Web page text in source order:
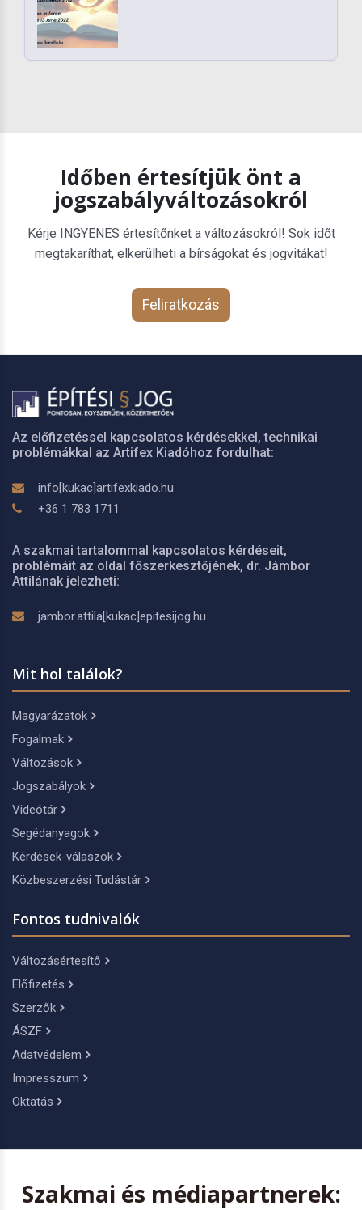
Időben értesítjük önt a
jogszabályváltozásokról
Kérje INGYENES értesítőnket a változásokról! Sok időt
megtakaríthat, elkerülheti a bírságokat és jogvitákat!
Feliratkozás
Az előfizetéssel kapcsolatos kérdésekkel, technikai
problémákkal az Artifex Kiadóhoz fordulhat:
info[kukac]artifexkiado.hu
+36 1 783 1711
A szakmai tartalommal kapcsolatos kérdéseit,
problémáit az oldal főszerkesztőjének, dr. Jámbor
Attilának jelezheti:
jambor.attila[kukac]epitesijog.hu
Mit hol találok?
Magyarázatok
Fogalmak
Változások
Jogszabályok
Videótár
Segédanyagok
Kérdések-válaszok
Közbeszerzési Tudástár
Fontos tudnivalók
Változásértesítő
Előfizetés
Szerzők
ÁSZF
Adatvédelem
Impresszum
Oktatás
Szakmai és médiapartnerek: